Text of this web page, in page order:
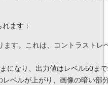
ます：
ます。これは、コントラストレ
になり、出力値はレベル50ま
ベルが上がり、画像の暗い部